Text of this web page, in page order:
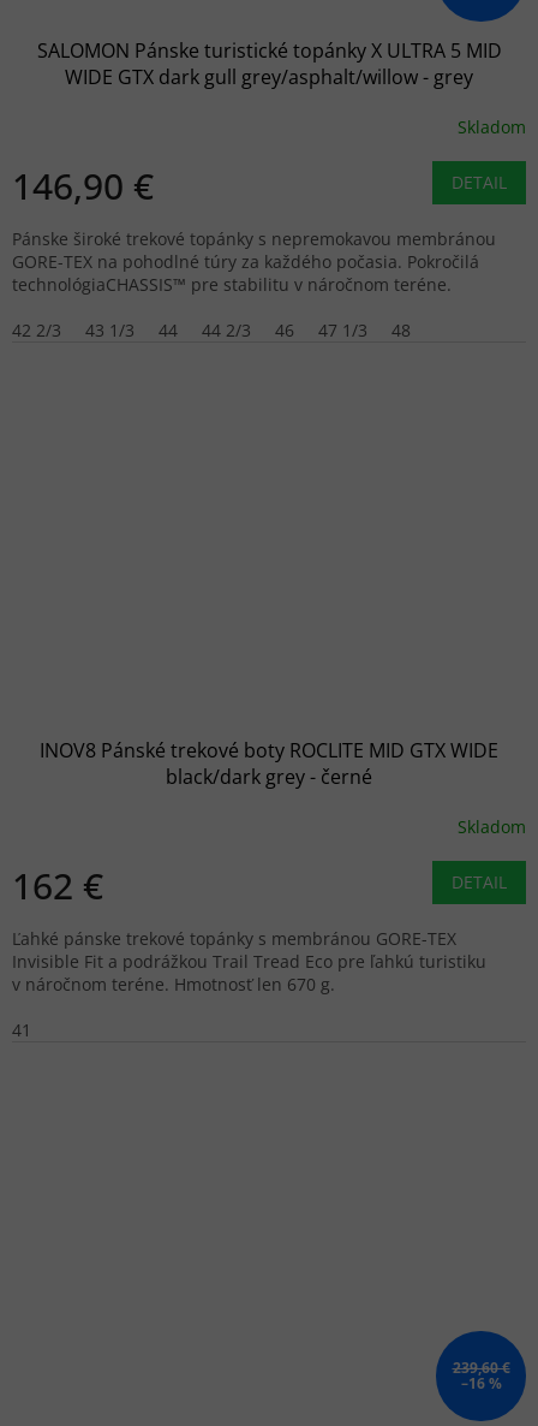
SALOMON Pánske turistické topánky X ULTRA 5 MID
WIDE GTX dark gull grey/asphalt/willow - grey
Skladom
146,90 € DETAIL
Pánske široké trekové topánky s nepremokavou membránou
GORE-TEX na pohodlné túry za každého počasia. Pokročilá
technológiaCHASSIS™ pre stabilitu v náročnom teréne.
42 2/3
43 1/3 44 44 2/3 46 47 1/3 48
INOV8 Pánské trekové boty ROCLITE MID GTX WIDE
black/dark grey - černé
Skladom
162 € DETAIL
Ľahké pánske trekové topánky s membránou GORE-TEX
Invisible Fit a podrážkou Trail Tread Eco pre ľahkú turistiku
v náročnom teréne. Hmotnosť len 670 g.
41
239,60 €
–16 %